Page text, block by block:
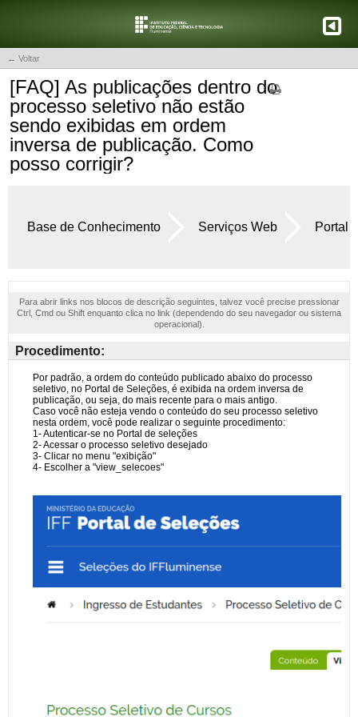
← Voltar
[FAQ] As publicações dentro do
processo seletivo não estão
sendo exibidas em ordem
inversa de publicação. Como
posso corrigir?
Base de Conhecimento Serviços Web Portal
Para abrir links nos blocos de descrição seguintes, talvez você precise pressionar
Ctrl, Cmd ou Shift enquanto clica no link (dependendo do seu navegador ou sistema
operacional).
Procedimento: